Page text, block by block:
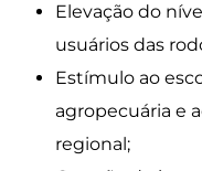
Elevação do
usuários das
Estímulo ao
agropecuária e
regional;